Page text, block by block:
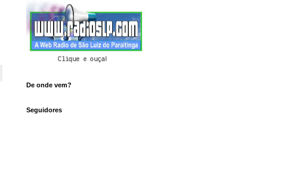
Clique e ouça!
De onde vem?
Seguidores